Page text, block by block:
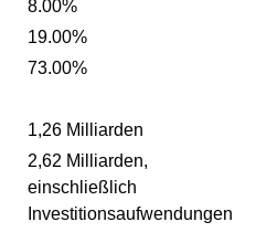
8.00%
19.00%
73.00%
1,26 Milliarden
2,62 Milliarden,
einschließlich
Investitionsaufwendungen